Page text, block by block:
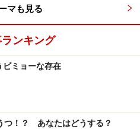
マも見る
ンキング
ビミョーな存在
つ！？ あなたはどうする？